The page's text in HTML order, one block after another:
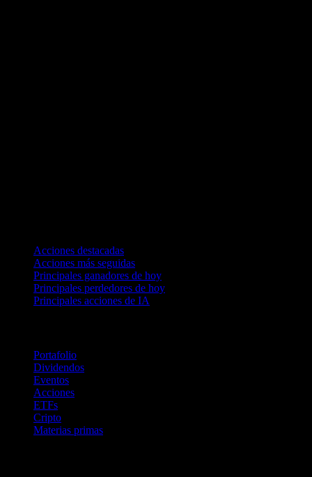
Acciones destacadas
Acciones más seguidas
Principales ganadores de hoy
Principales perdedores de hoy
Principales acciones de IA
Portafolio
Dividendos
Eventos
Acciones
ETFs
Cripto
Materias primas